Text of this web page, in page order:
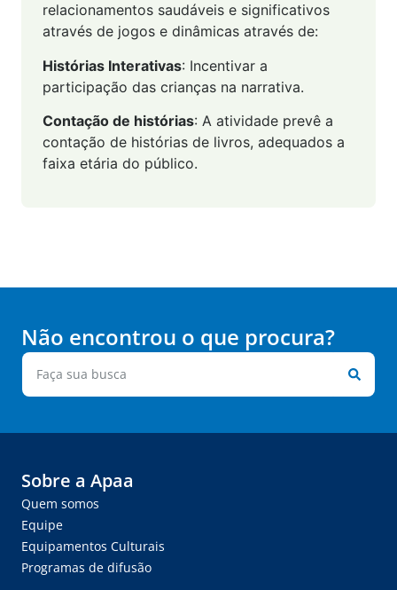
relacionamentos saudáveis e significativos
através de jogos e dinâmicas através de:
Histórias Interativas: Incentivar a
participação das crianças na narrativa.
Contação de histórias: A atividade prevê a
contação de histórias de livros, adequados a
faixa etária do público.
Não encontrou o que procura?
Sobre a Apaa
Quem somos
Equipe
Equipamentos Culturais
Programas de difusão